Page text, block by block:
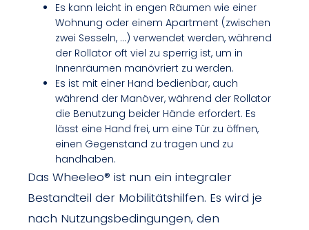
Es kann leicht in engen Räumen wie einer
Wohnung oder einem Apartment (zwischen
zwei Sesseln, …) verwendet werden, während
der Rollator oft viel zu sperrig ist, um in
Innenräumen manövriert zu werden.
Es ist mit einer Hand bedienbar, auch
während der Manöver, während der Rollator
die Benutzung beider Hände erfordert. Es
lässt eine Hand frei, um eine Tür zu öffnen,
einen Gegenstand zu tragen und zu
handhaben.
Das Wheeleo® ist nun ein integraler
Bestandteil der Mobilitätshilfen. Es wird je
nach Nutzungsbedingungen, den